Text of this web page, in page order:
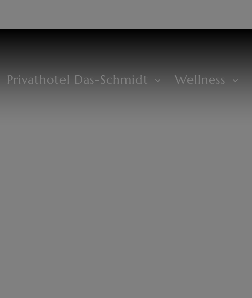
Privathotel Das-Schmidt Wellness